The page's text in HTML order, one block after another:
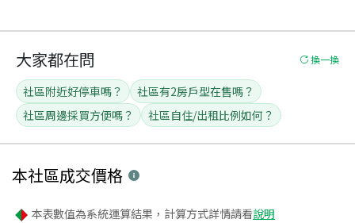
大家都在問 換一換
社區附近好停車嗎？
社區有2房戶型在售嗎？
社區周邊採買方便嗎？
社區自住/出租比例如何？
本社區成交價格
本表數值為系統運算結果，計算方式詳情請看說明